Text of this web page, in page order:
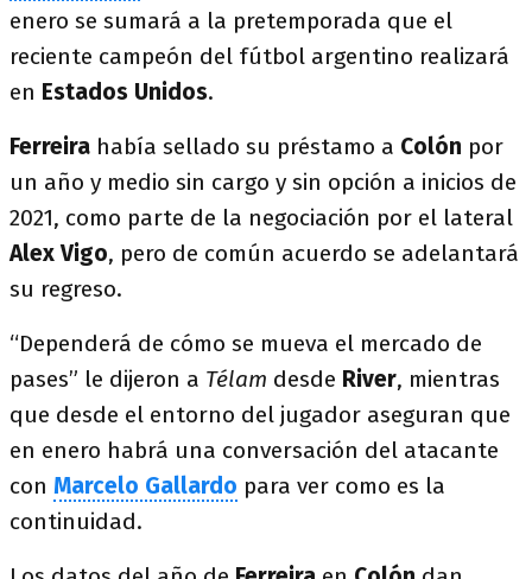
enero se sumará a la pretemporada que el
reciente campeón del fútbol argentino realizará
en Estados Unidos.
Ferreira había sellado su préstamo a Colón por
un año y medio sin cargo y sin opción a inicios de
2021, como parte de la negociación por el lateral
Alex Vigo, pero de común acuerdo se adelantará
su regreso.
“Dependerá de cómo se mueva el mercado de
pases” le dijeron a Télam desde River, mientras
que desde el entorno del jugador aseguran que
en enero habrá una conversación del atacante
con Marcelo Gallardo para ver como es la
continuidad.